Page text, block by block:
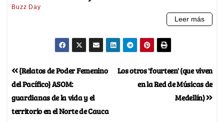
Los otros 'fourteen' (que viven
en la Red de Músicas de
Medellín)
{Relatos de Poder Femenino
del Pacífico} ASOM:
guardianas de la vida y el
territorio en el Norte de Cauca